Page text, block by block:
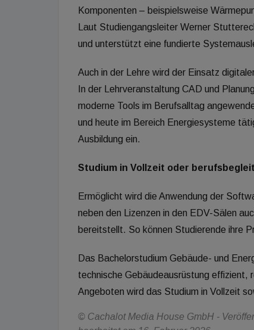
Komponenten – beispielsweise
Laut Studiengangsleiter Werner
und unterstützt eine fundierte
Auch in der Lehre wird der Einsatz
In der Lehrveranstaltung CAD und
moderne Tools im Berufsalltag
und heute im Bereich Energiesysteme
Ausbildung ein.
Studium in Vollzeit oder
Ermöglicht wird die Anwendung der
neben den Lizenzen in den EDV-Sälen
bereitstellt. So können Studierende ihre
Das Bachelorstudium Gebäude- und
technische Gebäudeausrüstung
Angeboten wird das Studium in Vollzeit
© Cachalot Media House GmbH -